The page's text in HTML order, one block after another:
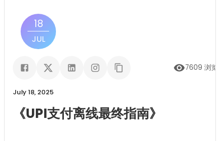
18
JUL
7609 浏览
July 18, 2025
《UPI支付离线最终指南》